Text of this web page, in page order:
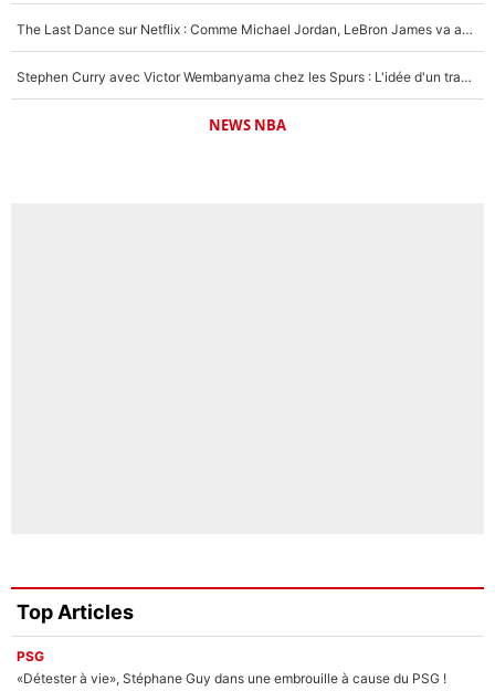
The Last Dance sur Netflix : Comme Michael Jordan, LeBron James va avoir le droit à sa série !
Stephen Curry avec Victor Wembanyama chez les Spurs : L'idée d'un trade historique est lancée en NBA !
NEWS NBA
Top Articles
PSG
«Détester à vie», Stéphane Guy dans une embrouille à cause du PSG !